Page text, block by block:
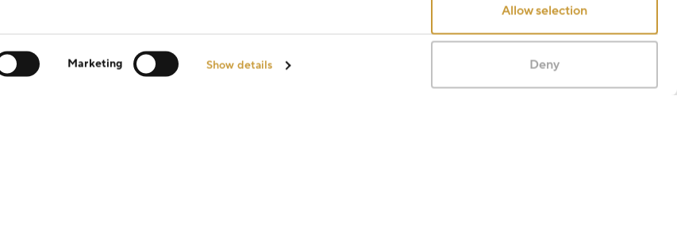
Marketing Show details
Allow selection
Deny